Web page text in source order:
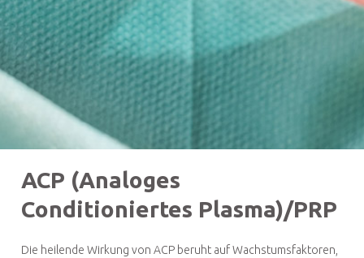
ACP (Analoges
Conditioniertes Plasma)/PRP
Die heilende Wirkung von ACP beruht auf Wachstumsfaktoren,